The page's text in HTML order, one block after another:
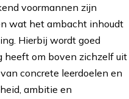
voormannen zijn
wat het ambacht inhoudt
Hierbij wordt goed
heeft om boven zichzelf uit
concrete leerdoelen en
ambitie en